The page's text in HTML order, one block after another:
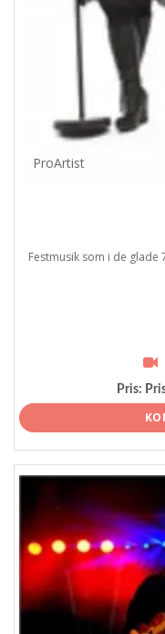
ProArtist
Festmusik som i de glade
Pris: